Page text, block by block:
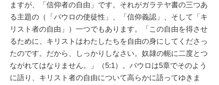
ますが、「信仰者の自由」です。それがガラテヤ書の三つあ
る主題の（「パウロの使徒性」、「信仰義認」、そして「キ
リスト者の自由」）一つでもあります。「この自由を得させ
るために、キリストはわたしたちを自由の身にしてくださっ
たのです。だから、しっかりしなさい。奴隷の軛に二度とつ
ながれてはなりません。」（5:1）。パウロは5章でそのよう
に語り、キリスト者の自由について高らかに語ってゆきま